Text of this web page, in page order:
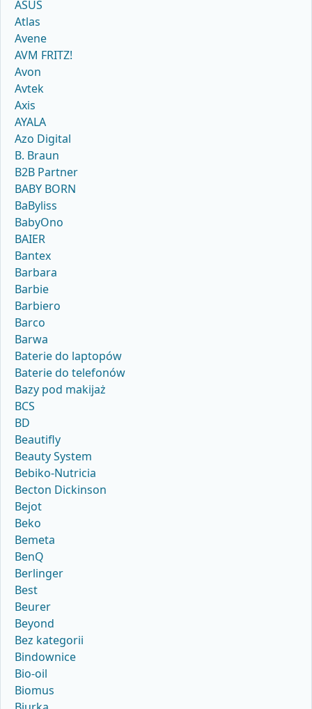
ASUS
Atlas
Avene
AVM FRITZ!
Avon
Avtek
Axis
AYALA
Azo Digital
B. Braun
B2B Partner
BABY BORN
BaByliss
BabyOno
BAIER
Bantex
Barbara
Barbie
Barbiero
Barco
Barwa
Baterie do laptopów
Baterie do telefonów
Bazy pod makijaż
BCS
BD
Beautifly
Beauty System
Bebiko-Nutricia
Becton Dickinson
Bejot
Beko
Bemeta
BenQ
Berlinger
Best
Beurer
Beyond
Bez kategorii
Bindownice
Bio-oil
Biomus